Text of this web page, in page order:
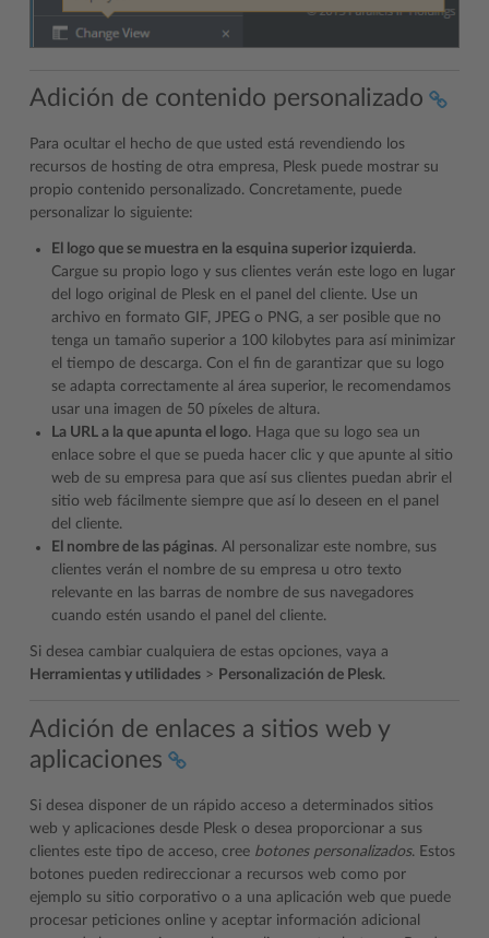
Adición de contenido personalizado
Para ocultar el hecho de que usted está revendiendo los
recursos de hosting de otra empresa, Plesk puede mostrar su
propio contenido personalizado. Concretamente, puede
personalizar lo siguiente:
El logo que se muestra en la esquina superior izquierda.
Cargue su propio logo y sus clientes verán este logo en lugar
del logo original de Plesk en el panel del cliente. Use un
archivo en formato GIF, JPEG o PNG, a ser posible que no
tenga un tamaño superior a 100 kilobytes para así minimizar
el tiempo de descarga. Con el fin de garantizar que su logo
se adapta correctamente al área superior, le recomendamos
usar una imagen de 50 píxeles de altura.
La URL a la que apunta el logo. Haga que su logo sea un
enlace sobre el que se pueda hacer clic y que apunte al sitio
web de su empresa para que así sus clientes puedan abrir el
sitio web fácilmente siempre que así lo deseen en el panel
del cliente.
El nombre de las páginas. Al personalizar este nombre, sus
clientes verán el nombre de su empresa u otro texto
relevante en las barras de nombre de sus navegadores
cuando estén usando el panel del cliente.
Si desea cambiar cualquiera de estas opciones, vaya a
Herramientas y utilidades > Personalización de Plesk.
Adición de enlaces a sitios web y
aplicaciones
Si desea disponer de un rápido acceso a determinados sitios
web y aplicaciones desde Plesk o desea proporcionar a sus
clientes este tipo de acceso, cree botones personalizados. Estos
botones pueden redireccionar a recursos web como por
ejemplo su sitio corporativo o a una aplicación web que puede
procesar peticiones online y aceptar información adicional